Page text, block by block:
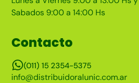
Sabados 9:00 a 14:00 Hs
Contacto
(011) 15 2354-5375
info@distribuidoralunic.com.ar